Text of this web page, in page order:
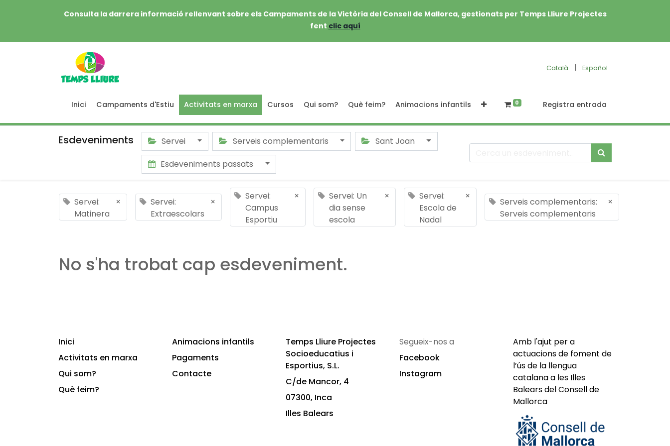
Consulta la darrera informació rellenvant sobre els Campaments de la Victòria del Consell de Mallorca, gestionats per Temps Lliure Projectes
fent clic aquí
Català | Español
Inici Campaments d'Estiu Activitats en marxa Cursos Qui som? Què feim? Animacions infantils 0 Registra entrada
Esdeveniments Servei Serveis complementaris
Sant Joan
Esdeveniments passats
Servei:
Matinera
×
Servei:
Extraescolars
×
Servei:
Campus
Esportiu
×
Servei: Un
dia sense
escola
×
Servei:
Escola de
Nadal
×
Serveis complementaris:
Serveis complementaris
×
No s'ha trobat cap esdeveniment.
Inici
Activitats en marxa
Qui som?
Què feim?
Animacions infantils
Pagaments
Contacte
Temps Lliure Projectes
Socioeducatius i
Esportius, S.L.
C/de Mancor, 4
07300, Inca
Illes Balears
Segueix-nos a
Facebook
Instagram
Amb l'ajut per a
actuacions de foment de
l’ús de la llengua
catalana a les Illes
Balears del Consell de
Mallorca